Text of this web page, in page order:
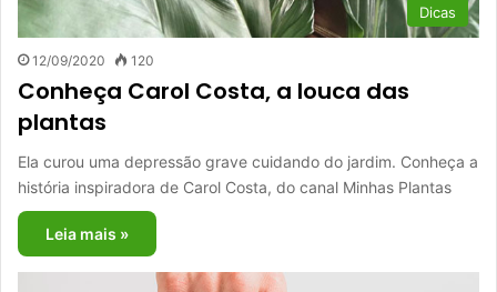
Dicas
12/09/2020 120
Conheça Carol Costa, a louca das
plantas
Ela curou uma depressão grave cuidando do jardim. Conheça a
história inspiradora de Carol Costa, do canal Minhas Plantas
Leia mais »